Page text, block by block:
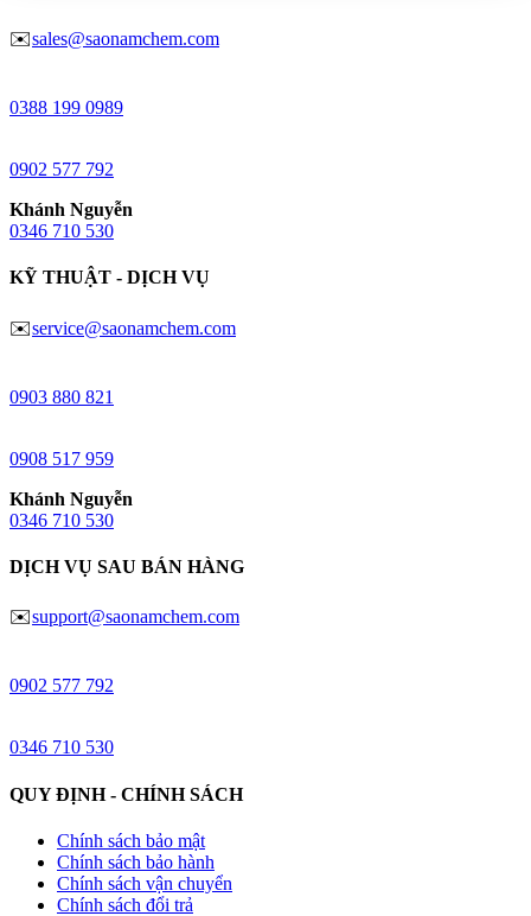
✉️sales@saonamchem.com
0388 199 0989
0902 577 792
Khánh Nguyễn
0346 710 530
KỸ THUẬT - DỊCH VỤ
✉️service@saonamchem.com
0903 880 821
0908 517 959
Khánh Nguyễn
0346 710 530
DỊCH VỤ SAU BÁN HÀNG
✉️support@saonamchem.com
0902 577 792
0346 710 530
QUY ĐỊNH - CHÍNH SÁCH
Chính sách bảo mật
Chính sách bảo hành
Chính sách vận chuyển
Chính sách đổi trả